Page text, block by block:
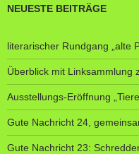
NEUESTE BEITRÄGE
literarischer Rundgang „alte
Überblick mit Linksammlung
Ausstellungs-Eröffnung
Gute Nachricht 24,
Gute Nachricht 23: